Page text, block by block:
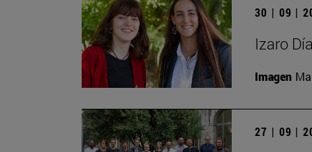
30 | 09 |
Izaro
Imagen
27 | 09 |